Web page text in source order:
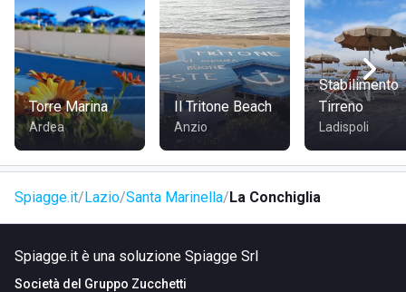
COME RANGGIUNGERE LA CONCHIGLIA
La struttura si trova nel centro cittadino a pochi minuti di
cammino dalla stazione ferroviaria.
Torre Marina
Ardea
Il Tritone Beach
Anzio
Stabilimento
Tirreno
Ladispoli
Spiagge.it Lazio Santa Marinella La Conchiglia
Spiagge.it è una soluzione Spiagge Srl
Società del Gruppo Zucchetti